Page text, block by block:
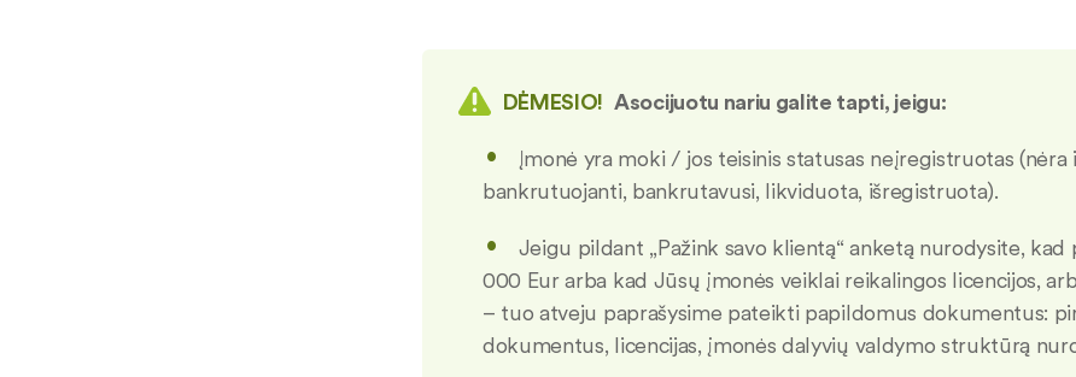
DĖMESIO! Asocijuotu nariu galite tapti, jeigu:
Įmonė yra moki / jos teisinis statusas neįregistruotas
bankrutuojanti, bankrutavusi, likviduota, išregistruota).
Jeigu pildant „Pažink savo klientą“ anketą nurodysite,
000 Eur arba kad Jūsų įmonės veiklai reikalingos licencijos,
– tuo atveju paprašysime pateikti papildomus dokumentus:
dokumentus, licencijas, įmonės dalyvių valdymo struktūrą